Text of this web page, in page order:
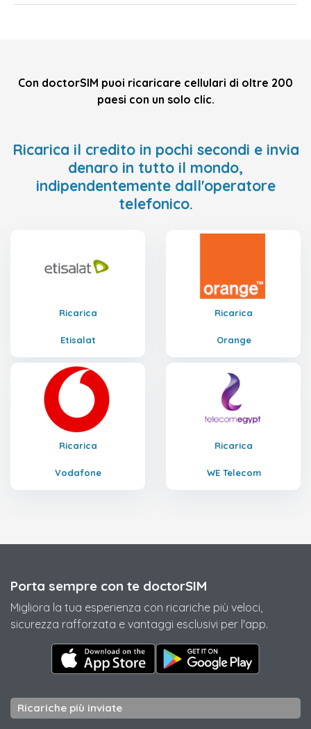
Con doctorSIM puoi ricaricare cellulari di oltre 200
paesi con un solo clic.
Ricarica il credito in pochi secondi e invia
denaro in tutto il mondo,
indipendentemente dall'operatore
telefonico.
Ricarica
Etisalat
Ricarica
Orange
Ricarica
Vodafone
Ricarica
WE Telecom
Porta sempre con te doctorSIM
Migliora la tua esperienza con ricariche più veloci,
sicurezza rafforzata e vantaggi esclusivi per l'app.
Ricariche più inviate